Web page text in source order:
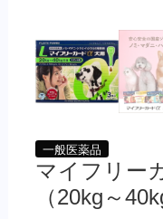
一般医薬品
マイフリー
（20kg～